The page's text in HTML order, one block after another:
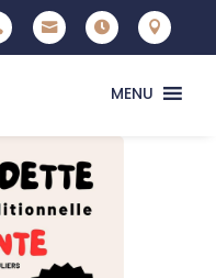



MENU